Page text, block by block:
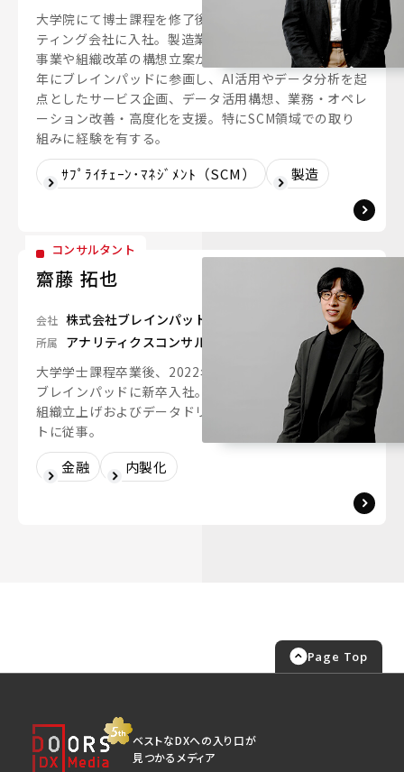
大学院にて博士課程を修了後、2008年に日系コンサル
ティング会社に入社。製造業を中心とした様々な企業の
事業や組織改革の構想立案から実行までを支援。 2019
年にブレインパッドに参画し、AI活用やデータ分析を起
点としたサービス企画、データ活用構想、業務・オペレ
ーション改善・高度化を支援。特にSCM領域での取り
組みに経験を有する。
ｻﾌﾟﾗｲﾁｪｰﾝ･ﾏﾈｼﾞﾒﾝﾄ（SCM） 製造
コンサルタント
齋藤 拓也
会社 株式会社ブレインパッド
所属
アナリティクスコンサルティングユニット
大学学士課程卒業後、2022年にコンサルタントとして
ブレインパッドに新卒入社。入社後は、金融業界の分析
組織立上げおよびデータドリブン文化醸成のプロジェク
トに従事。
金融 内製化
Page Top
ベストなDXへの入り口が
見つかるメディア